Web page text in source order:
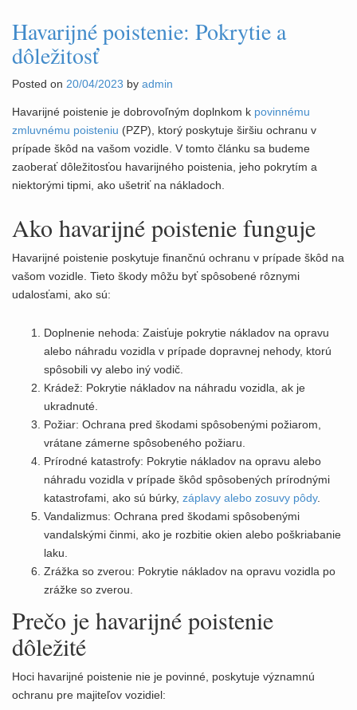
Havarijné poistenie: Pokrytie a
dôležitosť
Posted on 20/04/2023 by admin
Havarijné poistenie je dobrovoľným doplnkom k povinnému
zmluvnému poisteniu (PZP), ktorý poskytuje širšiu ochranu v
prípade škôd na vašom vozidle. V tomto článku sa budeme
zaoberať dôležitosťou havarijného poistenia, jeho pokrytím a
niektorými tipmi, ako ušetriť na nákladoch.
Ako havarijné poistenie funguje
Havarijné poistenie poskytuje finančnú ochranu v prípade škôd na
vašom vozidle. Tieto škody môžu byť spôsobené rôznymi
udalosťami, ako sú:
Doplnenie nehoda: Zaisťuje pokrytie nákladov na opravu
alebo náhradu vozidla v prípade dopravnej nehody, ktorú
spôsobili vy alebo iný vodič.
Krádež: Pokrytie nákladov na náhradu vozidla, ak je
ukradnuté.
Požiar: Ochrana pred škodami spôsobenými požiarom,
vrátane zámerne spôsobeného požiaru.
Prírodné katastrofy: Pokrytie nákladov na opravu alebo
náhradu vozidla v prípade škôd spôsobených prírodnými
katastrofami, ako sú búrky, záplavy alebo zosuvy pôdy.
Vandalizmus: Ochrana pred škodami spôsobenými
vandalskými činmi, ako je rozbitie okien alebo poškriabanie
laku.
Zrážka so zverou: Pokrytie nákladov na opravu vozidla po
zrážke so zverou.
Prečo je havarijné poistenie
dôležité
Hoci havarijné poistenie nie je povinné, poskytuje významnú
ochranu pre majiteľov vozidiel: